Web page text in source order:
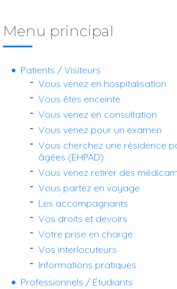
Menu principal
Patients / Visiteurs
Vous venez en hospitalisation
Vous êtes enceinte
Vous venez en consultation
Vous venez pour un examen
Vous cherchez une résidence
âgées (EHPAD)
Vous venez retirer des
Vous partez en voyage
Les accompagnants
Vos droits et devoirs
Votre prise en charge
Vos interlocuteurs
Informations pratiques
Professionnels / Étudiants